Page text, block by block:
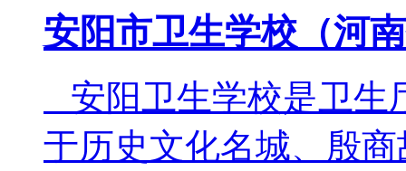
安阳市卫生学校（河
安阳卫生学校是卫生
于历史文化名城、殷